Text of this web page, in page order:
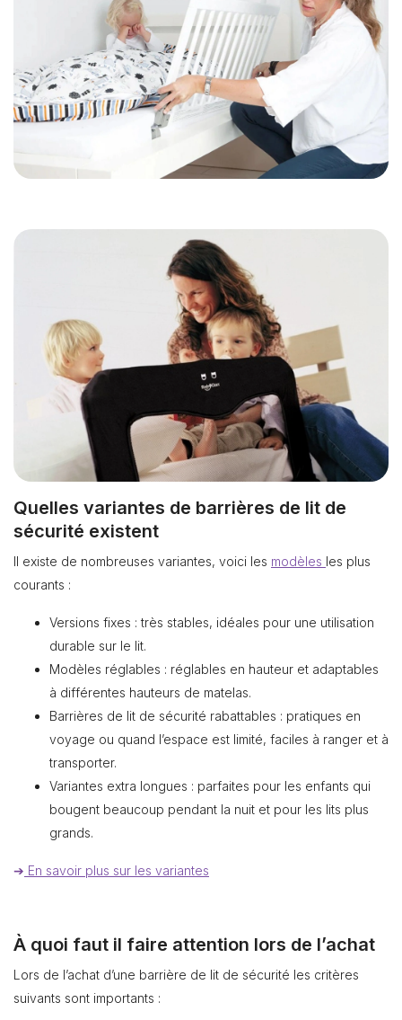
Quelles variantes de barrières de lit de
sécurité existent
Il existe de nombreuses variantes, voici les modèles les plus
courants :
Versions fixes : très stables, idéales pour une utilisation
durable sur le lit.
Modèles réglables : réglables en hauteur et adaptables
à différentes hauteurs de matelas.
Barrières de lit de sécurité rabattables : pratiques en
voyage ou quand l’espace est limité, faciles à ranger et à
transporter.
Variantes extra longues : parfaites pour les enfants qui
bougent beaucoup pendant la nuit et pour les lits plus
grands.
➔ En savoir plus sur les variantes
À quoi faut il faire attention lors de l’achat
Lors de l’achat d’une barrière de lit de sécurité les critères
suivants sont importants :